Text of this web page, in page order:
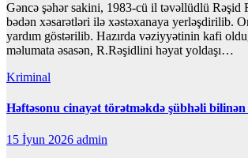
Gəncə şəhər sakini, 1983-cü il təvəllüdlü Rəşid
bədən xəsarətləri ilə xəstəxanaya yerləşdirilib.
yardım göstərilib. Hazırda vəziyyətinin kafi
məlumata əsasən, R.Rəşidlini həyat yoldaşı…
Kriminal
Həftəsonu cinayət törətməkdə şübhəli bilinən
15 İyun 2026 admin